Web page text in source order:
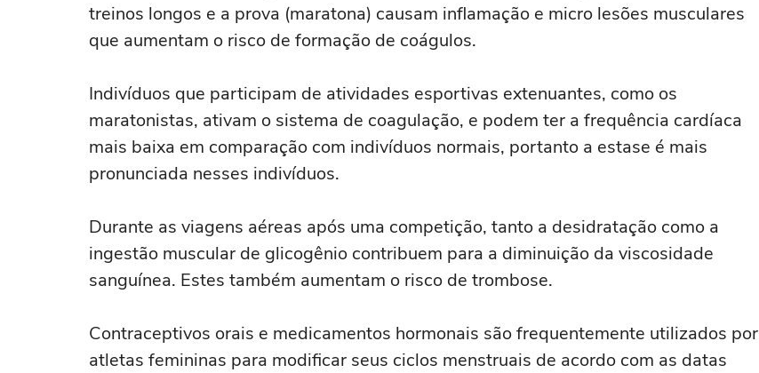
treinos longos e a prova (maratona) causam inflamação e micro lesões musculares
que aumentam o risco de formação de coágulos.
Indivíduos que participam de atividades esportivas extenuantes, como os
maratonistas, ativam o sistema de coagulação, e podem ter a frequência cardíaca
mais baixa em comparação com indivíduos normais, portanto a estase é mais
pronunciada nesses indivíduos.
Durante as viagens aéreas após uma competição, tanto a desidratação como a
ingestão muscular de glicogênio contribuem para a diminuição da viscosidade
sanguínea. Estes também aumentam o risco de trombose.
Contraceptivos orais e medicamentos hormonais são frequentemente utilizados por
atletas femininas para modificar seus ciclos menstruais de acordo com as datas